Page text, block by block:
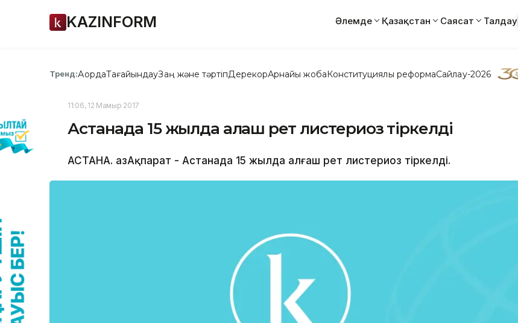
KAZINFORM Әлемде Қазақстан Саясат Талдау
Тренд:АқордаТағайындауЗаң және тәртіпДерекқорАрнайы жобаКонституциялық реформаСайлау-2026
11:06, 12 Мамыр 2017
Астанада 15 жылда алғаш рет листериоз тіркелді
АСТАНА. ҚазАқпарат - Астанада 15 жылда алғаш рет листериоз тіркелді.